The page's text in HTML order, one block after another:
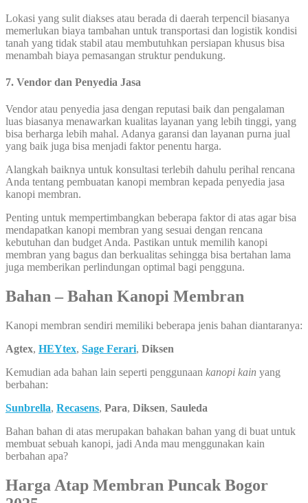
Lokasi yang sulit diakses atau berada di daerah terpencil biasanya
memerlukan biaya tambahan untuk transportasi dan logistik kondisi
tanah yang tidak stabil atau membutuhkan persiapan khusus bisa
menambah biaya pemasangan struktur pendukung.
7. Vendor dan Penyedia Jasa
Vendor atau penyedia jasa dengan reputasi baik dan pengalaman
luas biasanya menawarkan kualitas layanan yang lebih tinggi, yang
bisa berharga lebih mahal. Adanya garansi dan layanan purna jual
yang baik juga bisa menjadi faktor penentu harga.
Alangkah baiknya untuk konsultasi terlebih dahulu perihal rencana
Anda tentang pembuatan kanopi membran kepada penyedia jasa
kanopi membran.
Penting untuk mempertimbangkan beberapa faktor di atas agar bisa
mendapatkan kanopi membran yang sesuai dengan rencana
kebutuhan dan budget Anda. Pastikan untuk memilih kanopi
membran yang bagus dan berkualitas sehingga bisa bertahan lama
juga memberikan perlindungan optimal bagi pengguna.
Bahan – Bahan Kanopi Membran
Kanopi membran sendiri memiliki beberapa jenis bahan diantaranya:
Agtex, HEYtex, Sage Ferari, Diksen
Kemudian ada bahan lain seperti penggunaan kanopi kain yang
berbahan:
Sunbrella, Recasens, Para, Diksen, Sauleda
Bahan bahan di atas merupakan bahakan bahan yang di buat untuk
membuat sebuah kanopi, jadi Anda mau menggunakan kain
berbahan apa?
Harga Atap Membran Puncak Bogor